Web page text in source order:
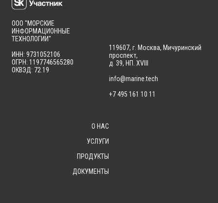
ООО "МОРСКИЕ
ИНФОРМАЦИОННЫЕ
ТЕХНОЛОГИИ"
ИНН: 9731052106
ОГРН: 1197746565280
ОКВЭД: 72.19
119607, г. Москва, Мичуринский
проспект,
д. 39, НП. XVIII
info@marine.tech
+7 495 161 10 11
О НАС
УСЛУГИ
ПРОДУКТЫ
ДОКУМЕНТЫ